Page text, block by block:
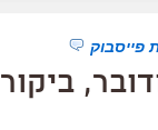
פייסבוק